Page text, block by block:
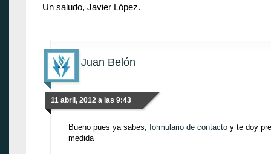
Un saludo, Javier López.
Juan Belón
11 abril, 2012 a las 9:43
Bueno pues ya sabes, formulario de contactoy te doy
medida